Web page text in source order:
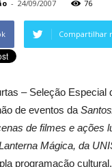
- 24/09/2007 76
Compartilhar
– Seleção
de eventos da
de filmes e ações
Mágica, da
programação